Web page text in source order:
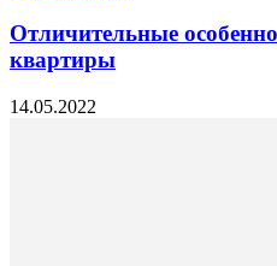
Отличительные
квартиры
14.05.2022